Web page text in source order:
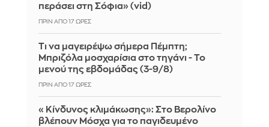
περάσει στη Σόφια» (vid)
ΠΡΙΝ ΑΠΌ 17 ΏΡΕΣ
Τι να μαγειρέψω σήμερα Πέμπτη;
Μπριζόλα μοσχαρίσια στο τηγάνι - Το
μενού της εβδομάδας (3-9/8)
ΠΡΙΝ ΑΠΌ 17 ΏΡΕΣ
«Κίνδυνος κλιμάκωσης»: Στο Βερολίνο
βλέπουν Μόσχα για το παγιδευμένο